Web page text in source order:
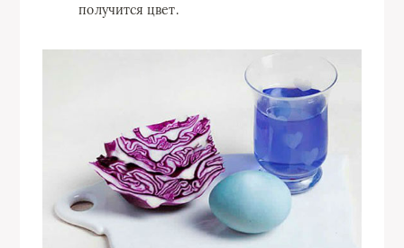
получится цвет.